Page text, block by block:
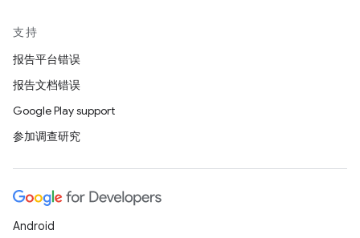
支持
报告平台错误
报告文档错误
Google Play support
参加调查研究
Android